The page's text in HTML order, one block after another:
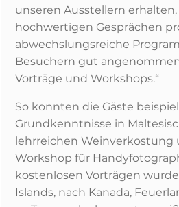
unseren Ausstellern
hochwertigen Gesprächen
abwechslungsreiche
Besuchern gut
Vorträge und Workshops.“
So konnten die Gäste
Grundkenntnisse in
lehrreichen Weinverkostung
Workshop für
kostenlosen Vorträgen
Islands, nach Kanada,